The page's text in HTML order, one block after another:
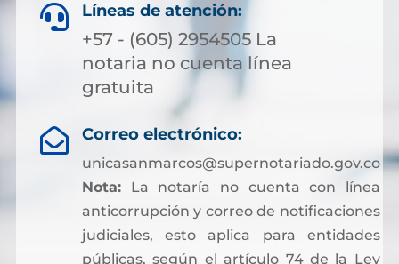
 Líneas de atención:
+57 - (605) 2954505 La
notaria no cuenta línea
gratuita
 Correo electrónico:
unicasanmarcos@supernotariado.gov.co
Nota:La notaría no cuenta con línea
anticorrupción y correo de notificaciones
judiciales, esto aplica para entidades
públicas, según el artículo 74 de la Ley